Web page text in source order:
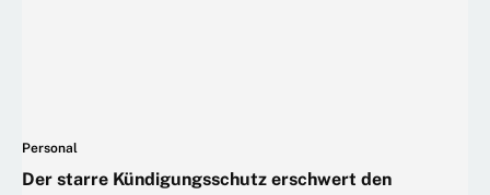
Personal
Der starre Kündigungsschutz erschwert den